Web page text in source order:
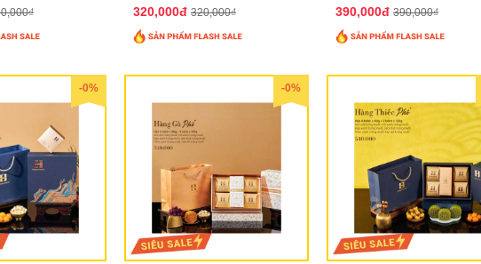
320,000đ 320,000₫
390,000đ 390,000₫
-0% -0%